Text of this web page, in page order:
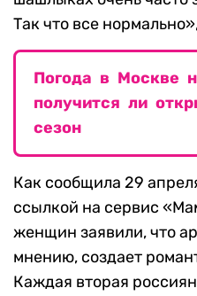
Так что все
Погода в Москве
получится ли
сезон
Как сообщила 29
ссылкой на сервис
женщин заявили, что
мнению, создает
Каждая вторая